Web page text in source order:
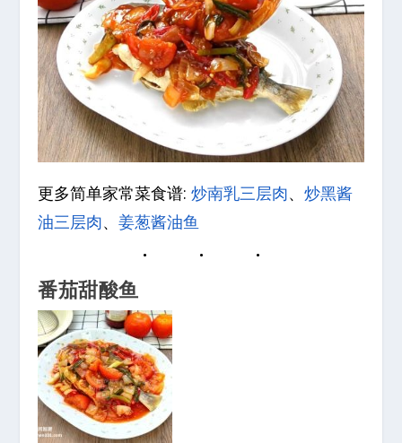
更多简单家常菜食谱:炒南乳三层肉、炒黑酱
油三层肉、姜葱酱油鱼
番茄甜酸鱼